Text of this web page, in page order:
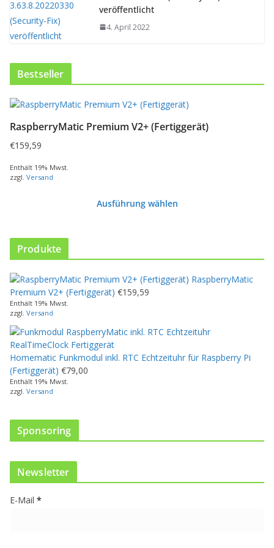
veröffentlicht
4. April 2022
Bestseller
RaspberryMatic Premium V2+ (Fertiggerät)
€159,59
Enthält 19% Mwst.
zzgl. Versand
Ausführung wählen
s
e
s
P
r
o
d
u
k
t
w
t
e
e
Produkte
RaspberryMatic
Premium V2+ (Fertiggerät) €159,59
Enthält 19% Mwst.
zzgl. Versand
Homematic Funkmodul inkl. RTC Echtzeituhr für Raspberry Pi
(Fertiggerät) €79,00
Enthält 19% Mwst.
zzgl. Versand
Sponsoring
Newsletter
E-Mail *